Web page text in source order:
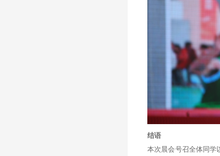
结语
本次晨会号召全体同学